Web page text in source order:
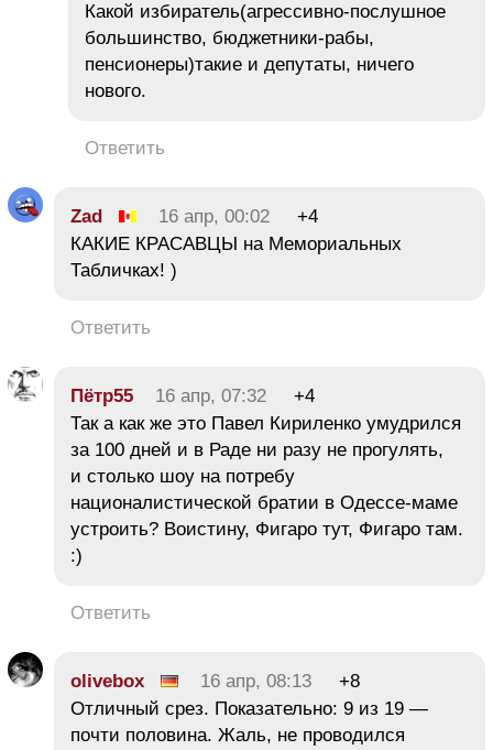
Какой избиратель(агрессивно-послушное
большинство, бюджетники-рабы,
пенсионеры)такие и депутаты, ничего
нового.
Ответить
Zad 16 апр, 00:02
+4
КАКИЕ КРАСАВЦЫ на Мемориальных
Табличках! )
Ответить
Пётр55 16 апр, 07:32
+4
Так а как же это Павел Кириленко умудрился
за 100 дней и в Раде ни разу не прогулять,
и столько шоу на потребу
националистической братии в Одессе-маме
устроить? Воистину, Фигаро тут, Фигаро там.
:)
Ответить
olivebox 16 апр, 08:13
+8
Отличный срез. Показательно: 9 из 19 —
почти половина. Жаль, не проводился